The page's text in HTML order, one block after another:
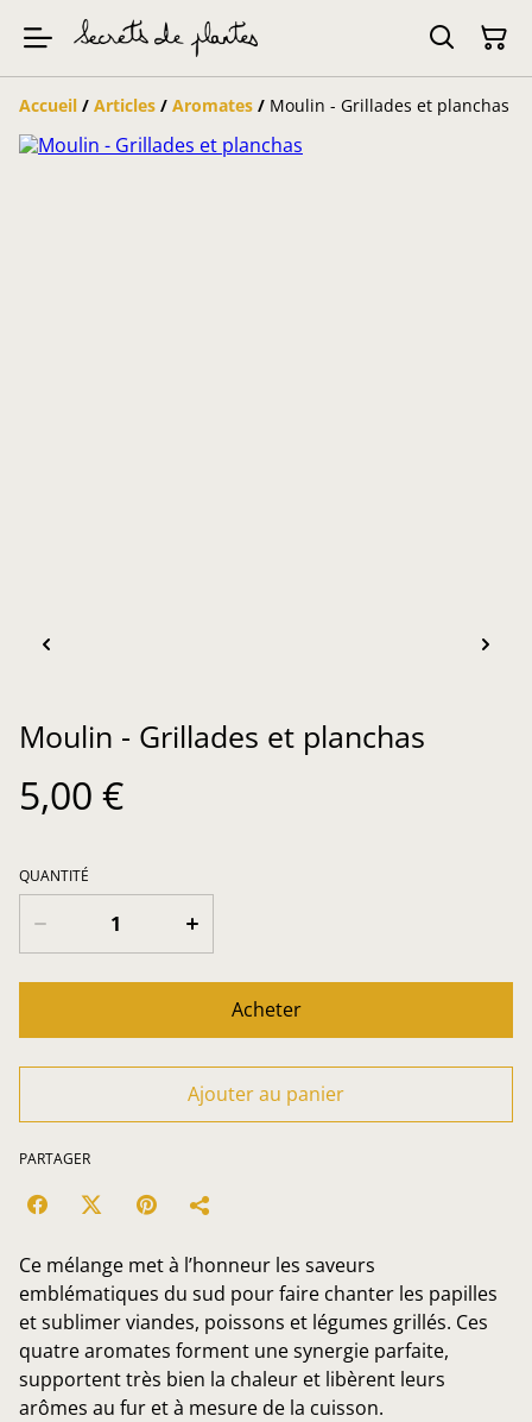
Accueil / Articles / Aromates / Moulin - Grillades et planchas
Moulin - Grillades et planchas
5,00 €
QUANTITÉ
Acheter
Ajouter au panier
PARTAGER
Ce mélange met à l’honneur les saveurs
emblématiques du sud pour faire chanter les papilles
et sublimer viandes, poissons et légumes grillés. Ces
quatre aromates forment une synergie parfaite,
supportent très bien la chaleur et libèrent leurs
arômes au fur et à mesure de la cuisson.